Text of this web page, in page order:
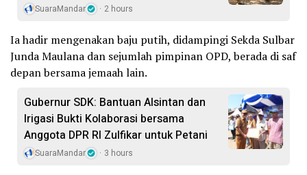
SuaraMandar 2 hours
Ia hadir mengenakan baju putih, didampingi Sekda Sulbar
Junda Maulana dan sejumlah pimpinan OPD, berada di saf
depan bersama jemaah lain.
Gubernur SDK: Bantuan Alsintan dan
Irigasi Bukti Kolaborasi bersama
Anggota DPR RI Zulfikar untuk Petani
SuaraMandar 3 hours